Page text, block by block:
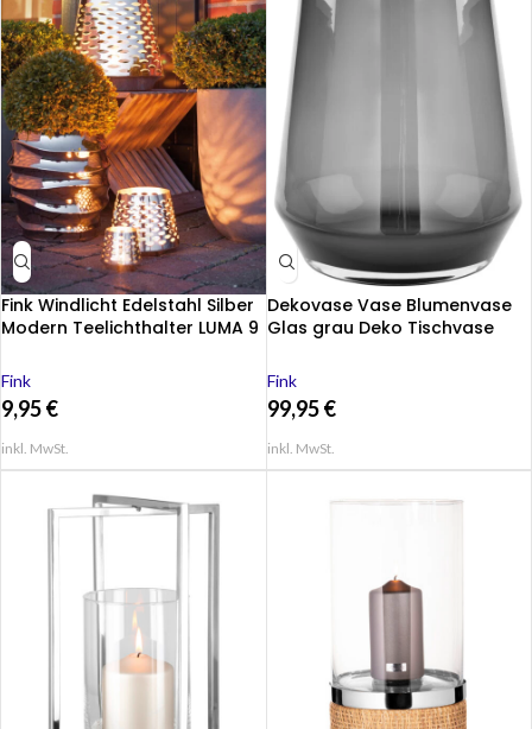
Fink Windlicht Edelstahl Silber
Modern Teelichthalter LUMA 9
Fink
9,95€
inkl. MwSt.
Dekovase Vase Blumenvase
Glas grau Deko Tischvase
Fink
99,95€
inkl. MwSt.